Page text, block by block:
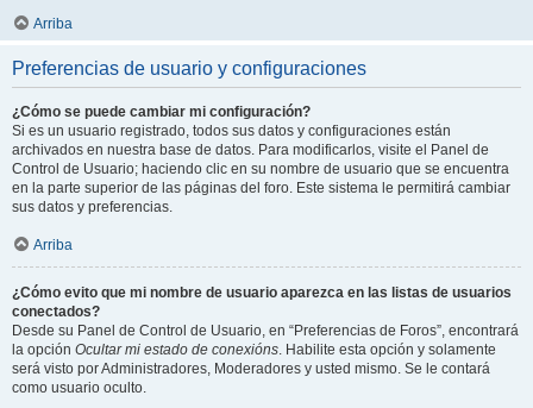
Arriba
Preferencias de usuario y configuraciones
¿Cómo se puede cambiar mi configuración?
Si es un usuario registrado, todos sus datos y configuraciones están
archivados en nuestra base de datos. Para modificarlos, visite el Panel de
Control de Usuario; haciendo clic en su nombre de usuario que se encuentra
en la parte superior de las páginas del foro. Este sistema le permitirá cambiar
sus datos y preferencias.
Arriba
¿Cómo evito que mi nombre de usuario aparezca en las listas de usuarios
conectados?
Desde su Panel de Control de Usuario, en “Preferencias de Foros”, encontrará
la opción Ocultar mi estado de conexións. Habilite esta opción y solamente
será visto por Administradores, Moderadores y usted mismo. Se le contará
como usuario oculto.